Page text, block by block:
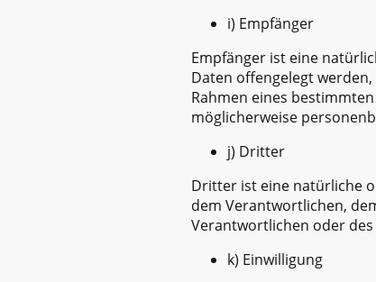
i) Empfänger
Empfänger ist eine
Daten offengelegt
Rahmen eines
möglicherweise
j) Dritter
Dritter ist eine natürliche
dem Verantwortlichen,
Verantwortlichen oder
k) Einwilligung